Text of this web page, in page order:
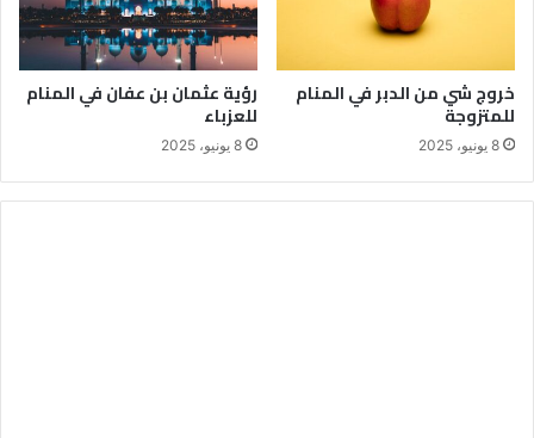
خروج شي من الدبر في المنام
للمتزوجة
8 يونيو، 2025
رؤية عثمان بن عفان في المنام
للعزباء
8 يونيو، 2025